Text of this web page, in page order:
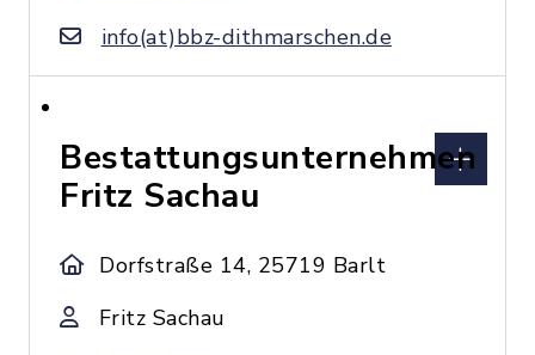
info(at)bbz-dithmarschen.de
Bestattungsunternehmen
Fritz Sachau
Dorfstraße 14, 25719 Barlt
Fritz Sachau